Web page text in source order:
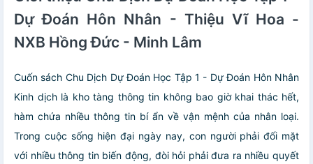
Dự Đoán Hôn Nhân - Thiệu Vĩ Hoa -
NXB Hồng Đức - Minh Lâm
Cuốn sách Chu Dịch Dự Đoán Học Tập 1 - Dự Đoán Hôn Nhân
Kinh dịch là kho tàng thông tin không bao giờ khai thác hết,
hàm chứa nhiều thông tin bí ẩn về vận mệnh của nhân loại.
Trong cuộc sống hiện đại ngày nay, con người phải đối mặt
với nhiều thông tin biến động, đòi hỏi phải đưa ra nhiều quyết